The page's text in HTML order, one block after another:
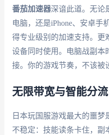
番茄加速器深谙此道。无论
电脑，还是iPhone、安卓手
得专业级别的加速支持。更
设备同时使用。电脑战副本
接。你的游戏节奏，不该被
无限带宽与智能分
日本玩国服游戏最大的噩
不稳定：技能读条卡住，副